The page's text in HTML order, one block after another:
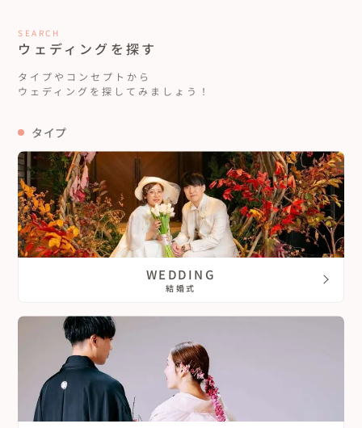
SEARCH
ウェディングを探す
タイプやコンセプトから
ウェディングを探してみましょう！
タイプ
WEDDING
結婚式